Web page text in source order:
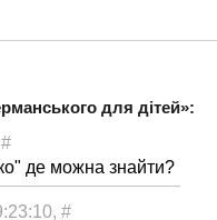
для дітей»:
#
де можна знайти?
#